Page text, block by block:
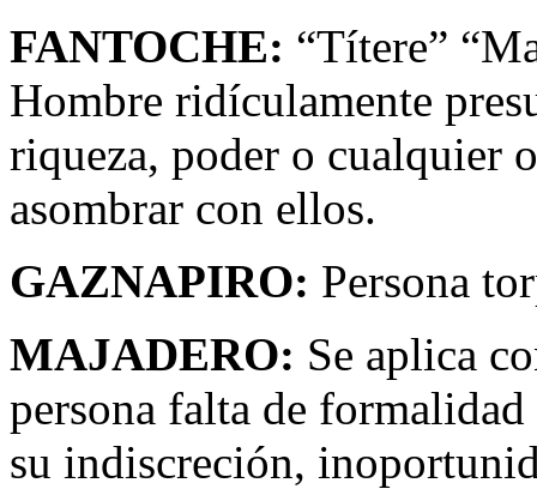
FANTOCHE: “Títere”
Hombre ridículamente
riqueza, poder o cualquier
asombrar con ellos.
GAZNAPIRO: Persona
MAJADERO: Se aplica
persona falta de
su indiscreción,